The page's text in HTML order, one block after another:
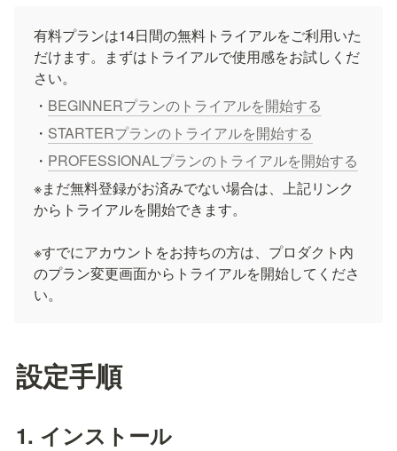
有料プランは14日間の無料トライアルをご利用いた
だけます。まずはトライアルで使用感をお試しくだ
さい。
・ BEGINNERプランのトライアルを開始する
・ STARTERプランのトライアルを開始する
・ PROFESSIONALプランのトライアルを開始する
※まだ無料登録がお済みでない場合は、上記リンク
からトライアルを開始できます。
※すでにアカウントをお持ちの方は、プロダクト内
のプラン変更画面からトライアルを開始してくださ
い。
設定手順
1. インストール